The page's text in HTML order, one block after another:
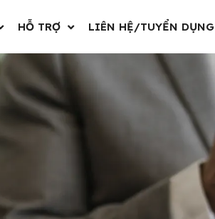
HỖ TRỢ LIÊN HỆ/TUYỂN DỤNG